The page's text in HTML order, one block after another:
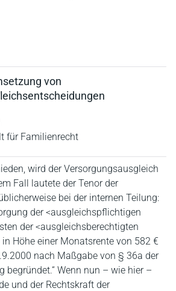
von
für Familienrecht
wird der Versorgungsausgleich
Fall lautete der Tenor der
bei der internen Teilung:
der <ausgleichspflichtigen
der <ausgleichsberechtigten
in Höhe einer Monatsrente von 582 €
nach Maßgabe von § 36a der
begründet.“ Wenn nun – wie hier –
und der Rechtskraft der